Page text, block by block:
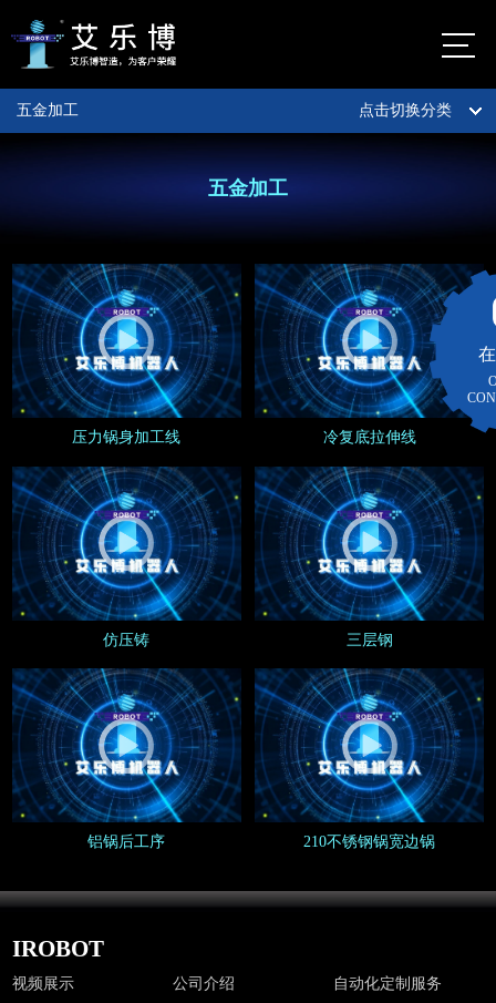
佛山市艾乐
博机器人股
份有限公司
博总
部
佛山市
南海区
大沥镇
太平村
地
图
数字化定制服务
智能制造
智能仓储货架
新闻公告
五金加工
五金加工 点击切换分类
压力锅身加工线 冷复底拉伸线
仿压铸 三层钢
铝锅后工序 210不锈钢锅宽边锅
IROBOT
视频展示 公司介绍
自动化定制服务